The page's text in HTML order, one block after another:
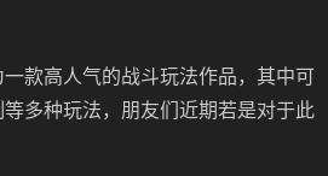
款高人气的战斗玩法作品，其中可
多种玩法，朋友们近期若是对于此